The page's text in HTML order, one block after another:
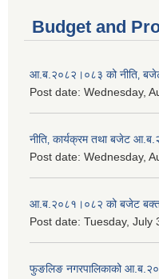
Budget and
आ.ब.२०८२।०८३ को नीति‚
Post date: Wednesday,
नीति‚ कार्यक्रम तथा बजेट
Post date: Wednesday,
आ.ब.२०८१।०८२ को बजेट
Post date: Tuesday, July
फुङलिङ नगरपालिकाको